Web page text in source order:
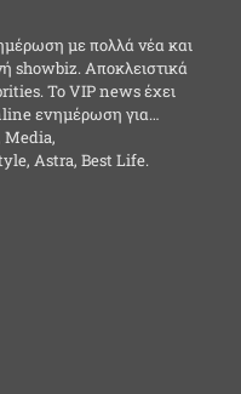
με πολλά νέα και
showbiz. Αποκλειστικά
Το VIP news έχει
ενημέρωση για…
Media,
Astra, Best Life.